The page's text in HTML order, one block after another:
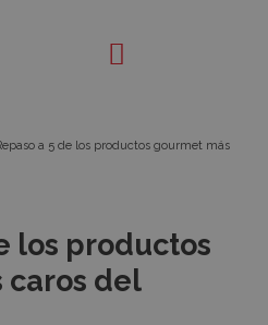
a 5 de los productos gourmet más
los productos
caros del